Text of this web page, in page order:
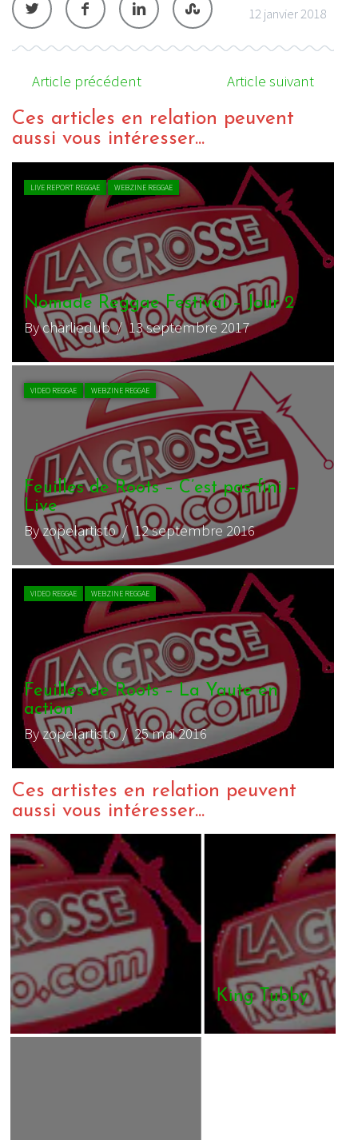
12 janvier 2018
Article précédent Article suivant
Ces articles en relation peuvent
aussi vous intéresser...
LIVE REPORT REGGAE WEBZINE REGGAE
Nomade Reggae Festival – Jour 2
By charliedub/ 13 septembre 2017
VIDEO REGGAE WEBZINE REGGAE
Feuilles de Roots – C’est pas fini –
Live
By zopelartisto/ 12 septembre 2016
VIDEO REGGAE WEBZINE REGGAE
Feuilles de Roots – La Yaute en
action
By zopelartisto/ 25 mai 2016
Ces artistes en relation peuvent
aussi vous intéresser...
King Tubby